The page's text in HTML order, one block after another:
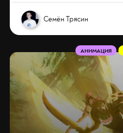
Семён Трясин
АНИМАЦИЯ